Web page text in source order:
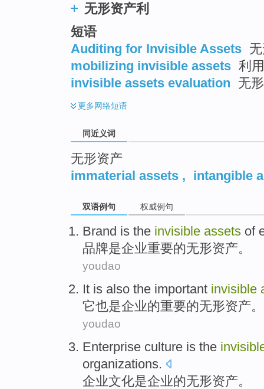
无形资产利
短语
Auditing for Invisible Assets
mobilizing invisible assets 利
invisible assets evaluation 无
更多网络短语
同近义词
无形资产
immaterial assets , intangible
双语例句 权威例句
Brand is the invisible assets of
品牌是企业重要的无形资产。
youdao
It is also the important invisible
它也是企业的重要的无形资产。
youdao
Enterprise culture is the
organizations.
企业文化是企业的无形资产。